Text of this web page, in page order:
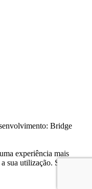
Bridge
experiência mais
sua utilização. Saber